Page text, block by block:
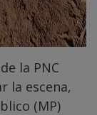
la PNC
la escena,
(MP)